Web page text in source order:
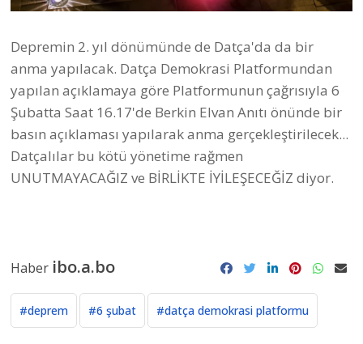
Depremin 2. yıl dönümünde de Datça'da da bir
anma yapılacak. Datça Demokrasi Platformundan
yapılan açıklamaya göre Platformunun çağrısıyla 6
Şubatta Saat 16.17'de Berkin Elvan Anıtı önünde bir
basın açıklaması yapılarak anma gerçekleştirilecek...
Datçalılar bu kötü yönetime rağmen
UNUTMAYACAĞIZ ve BİRLİKTE İYİLEŞECEĞİZ diyor.
Haber ibo.a.bo
#deprem #6 şubat #datça demokrasi platformu